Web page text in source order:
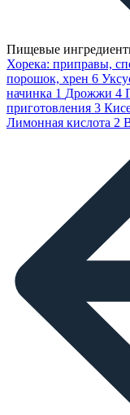
Пищевые
Хорека: приправы,
порошок, хрен 6
начинка 1 Дрожжи 4
приготовления 3
Лимонная кислота 2